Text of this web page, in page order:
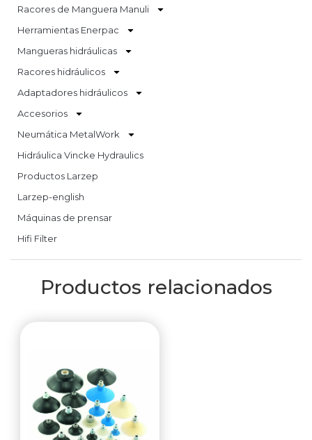
Racores de Manguera Manuli
Herramientas Enerpac
Mangueras hidráulicas
Racores hidráulicos
Adaptadores hidráulicos
Accesorios
Neumática MetalWork
Hidráulica Vincke Hydraulics
Productos Larzep
Larzep-english
Máquinas de prensar
Hifi Filter
Productos relacionados